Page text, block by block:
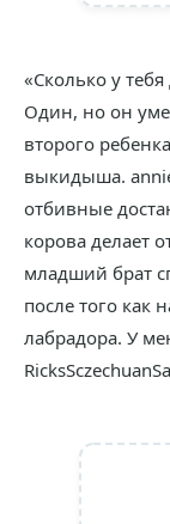
«Сколько у тебя
Один, но он
второго
выкидыша.
отбивные
корова делает
младший брат
после того как
лабрадора. У